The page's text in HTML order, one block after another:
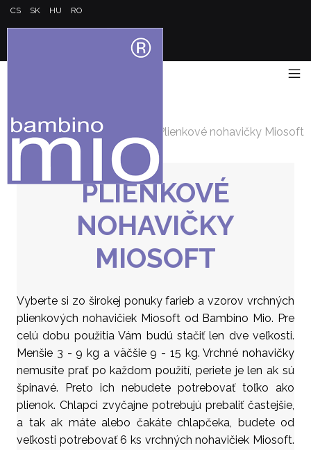
CS SK HU RO
Hlavná stránka Plienkové nohavičky Miosoft
PLIENKOVÉ
NOHAVIČKY
MIOSOFT
Vyberte si zo širokej ponuky farieb a vzorov vrchných
plienkových nohavičiek Miosoft od Bambino Mio. Pre
celú dobu použitia Vám budú stačiť len dve veľkosti.
Menšie 3 - 9 kg a väčšie 9 - 15 kg. Vrchné nohavičky
nemusíte prať po každom použití, periete je len ak sú
špinavé. Preto ich nebudete potrebovať toľko ako
plienok. Chlapci zvyčajne potrebujú prebaliť častejšie,
a tak ak máte alebo čakáte chlapčeka, budete od
veľkosti potrebovať 6 ks vrchných nohavičiek Miosoft.